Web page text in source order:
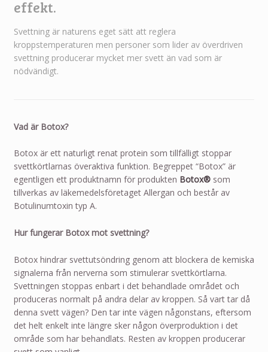
effekt.
Svettning är naturens eget sätt att reglera
kroppstemperaturen men personer som lider av överdriven
svettning producerar mycket mer svett än vad som är
nödvändigt.
Vad är Botox?
Botox är ett naturligt renat protein som tillfälligt stoppar
svettkörtlarnas överaktiva funktion. Begreppet “Botox” är
egentligen ett produktnamn för produkten Botox®som
tillverkas av läkemedelsföretaget Allergan och består av
Botulinumtoxin typ A.
Hur fungerar Botox mot svettning?
Botox hindrar svettutsöndring genom att blockera de kemiska
signalerna från nerverna som stimulerar svettkörtlarna.
Svettningen stoppas enbart i det behandlade området och
produceras normalt på andra delar av kroppen. Så vart tar då
denna svett vägen? Den tar inte vägen någonstans, eftersom
det helt enkelt inte längre sker någon överproduktion i det
område som har behandlats. Resten av kroppen producerar